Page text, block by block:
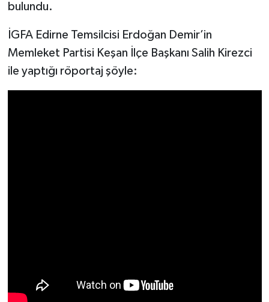
bulundu.
İGFA Edirne Temsilcisi Erdoğan Demir’in
Memleket Partisi Keşan İlçe Başkanı Salih Kirezci
ile yaptığı röportaj şöyle: